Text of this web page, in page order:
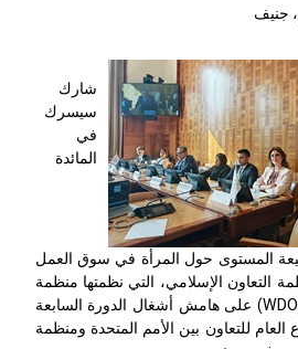
شارك
سيسرك
في
المائدة
المستوى حول المرأة في سوق العمل
التعاون الإسلامي، التي نظمتها منظمة
) على هامش أشغال الدورة السابعة
للتعاون بين الأمم المتحدة ومنظمة